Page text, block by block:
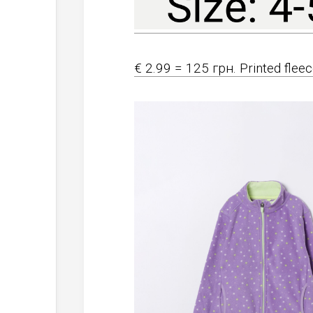
€ 2.99 = 125 грн. Printed